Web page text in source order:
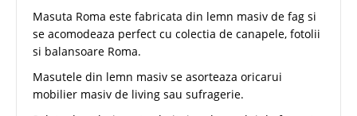
Masuta Roma este fabricata din lemn masiv de fag si
se acomodeaza perfect cu colectia de canapele, fotolii
si balansoare Roma.
Masutele din lemn masiv se asorteaza oricarui
mobilier masiv de living sau sufragerie.